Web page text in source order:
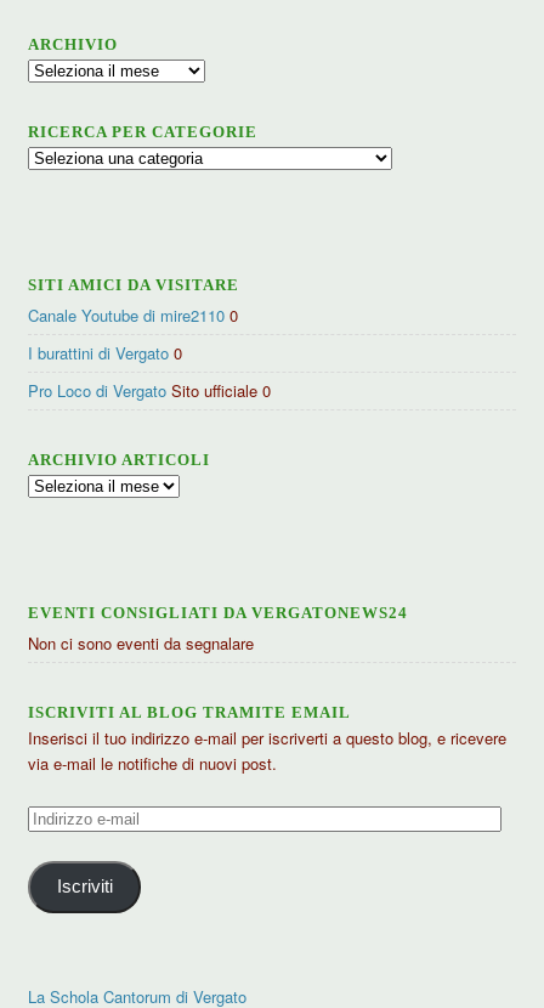
ARCHIVIO
Archivio
RICERCA PER CATEGORIE
Ricerca
SITI AMICI DA VISITARE
Canale Youtube di mire2110 0
I burattini di Vergato 0
Pro Loco di Vergato Sito ufficiale 0
ARCHIVIO ARTICOLI
Archivio
EVENTI CONSIGLIATI DA VERGATONEWS24
Non ci sono eventi da segnalare
ISCRIVITI AL BLOG TRAMITE EMAIL
Inserisci il tuo indirizzo e-mail per iscriverti a questo blog, e ricevere
via e-mail le notifiche di nuovi post.
Indirizzo
mail
Iscriviti
La Schola Cantorum di Vergato